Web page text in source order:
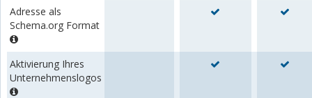
Adresse als
Schema.org Format
Aktivierung Ihres
Unternehmenslogos